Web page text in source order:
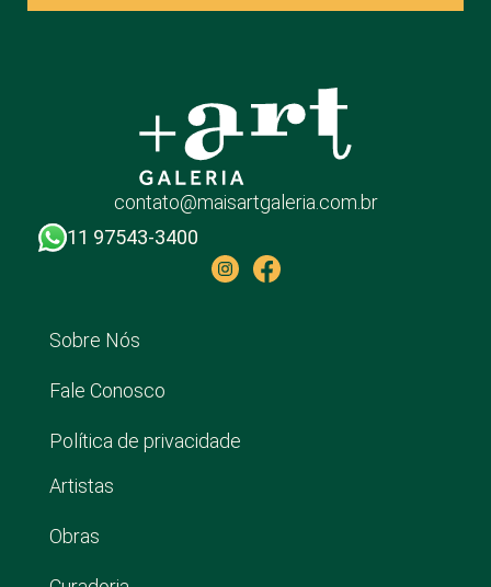
contato@maisartgaleria.com.br
11 97543-3400
Sobre Nós
Fale Conosco
Política de privacidade
Artistas
Obras